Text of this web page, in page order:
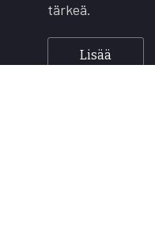
tärkeä.
Lisää